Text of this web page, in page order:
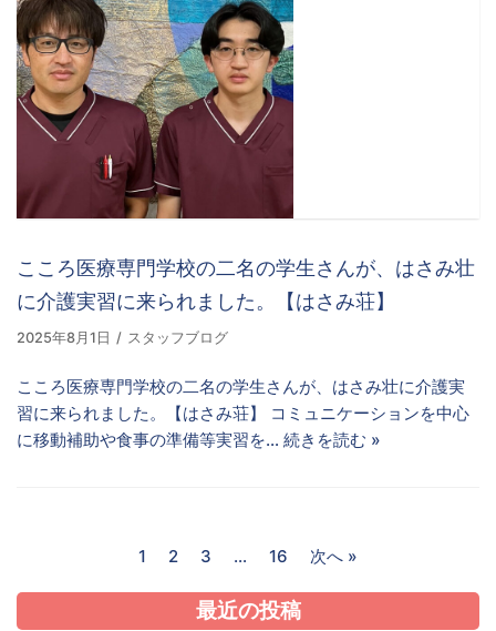
こころ医療専門学校の二名の学生さんが、はさみ壮
に介護実習に来られました。【はさみ荘】
2025年8月1日 スタッフブログ
こころ医療専門学校の二名の学生さんが、はさみ壮に介護実
習に来られました。【はさみ荘】 コミュニケーションを中心
に移動補助や食事の準備等実習を… 続きを読む »
1 2 3 … 16 次へ »
最近の投稿